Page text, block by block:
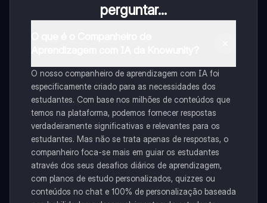
perguntar...
O nosso companheiro de aprendizagem com IA foi
especificamente criado para as necessidades dos
estudantes. Com base nos milhões de conteúdos que
temos na plataforma, podemos fornecer respostas
verdadeiramente significativas e relevantes para os
estudantes. Mas não se trata apenas de respostas, o
companheiro foca-se mais em guiar os estudantes
através dos seus desafios diários de aprendizagem,
com planos de estudo personalizados, quizzes ou
conteúdos no chat e 100% de personalização baseada